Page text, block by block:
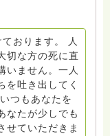
おります。 人
切な方の死に直
いません。一人
を吐き出してく
つもあなたを
なたが少しでも
せていただきま